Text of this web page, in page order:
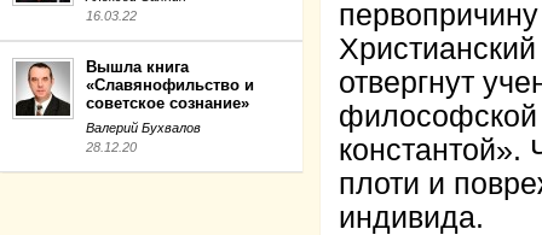
16.03.22
Вышла книга
«Славянофильство и
советское сознание»
Валерий Бухвалов
28.12.20
отвергнут
философской
константой».
плоти и
индивида.